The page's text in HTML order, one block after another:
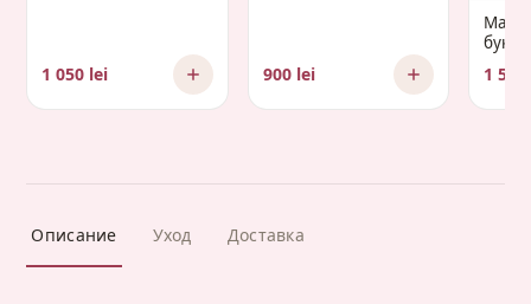
1 050 lei 900 lei 1
Описание Уход Доставка